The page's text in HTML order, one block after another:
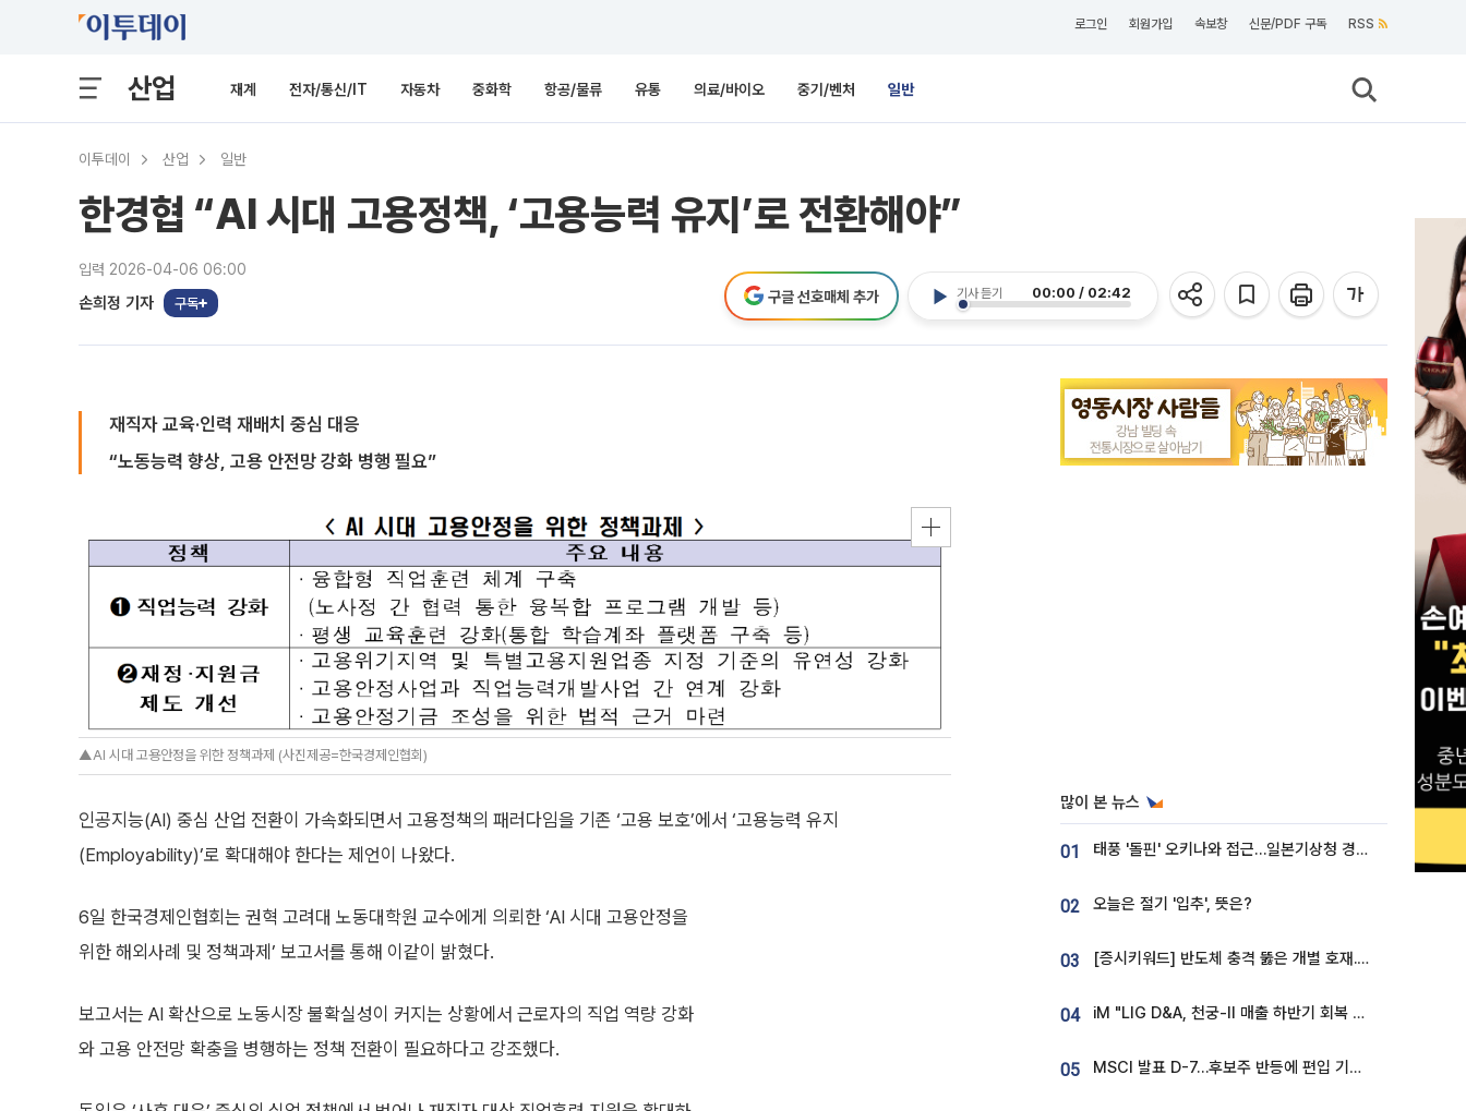
로그인 회원가입 속보창 신문/PDF 구독 RSS
산업 재계 전자/통신/IT 자동차 중화학 항공/물류 유통 의료/바이오 중기/벤처 일반
이투데이 산업 일반
한경협 “AI 시대 고용정책, ‘고용능력 유지’로 전환해야”
입력 2026-04-06 06:00
손희정 기자 구독
기사 듣기 00:00 / 02:42
구글 선호매체 추가
재직자 교육·인력 재배치 중심 대응
“노동능력 향상, 고용 안전망 강화 병행 필요”
▲AI 시대 고용안정을 위한 정책과제 (사진제공=한국경제인협회)
인공지능(AI) 중심 산업 전환이 가속화되면서 고용정책의 패러다임을 기존 ‘고용 보호’에서 ‘고용능력 유지
(Employability)’로 확대해야 한다는 제언이 나왔다.
6일 한국경제인협회는 권혁 고려대 노동대학원 교수에게 의뢰한 ‘AI 시대 고용안정을
위한 해외사례 및 정책과제’ 보고서를 통해 이같이 밝혔다.
보고서는 AI 확산으로 노동시장 불확실성이 커지는 상황에서 근로자의 직업 역량 강화
와 고용 안전망 확충을 병행하는 정책 전환이 필요하다고 강조했다.
많이 본 뉴스
01 태풍 '돌핀' 오키나와 접근…일본기상청 경로 업데이트
02 오늘은 절기 '입추', 뜻은?
03 [증시키워드] 반도체 충격 뚫은 개별 호재...포스코퓨처엠·에코프로·한화솔루션 '눈길'
04 iM "LIG D&A, 천궁-II 매출 하반기 회복 전망…방산 톱픽 유지"
05 MSCI 발표 D-7…후보주 반등에 편입 기대 재점화